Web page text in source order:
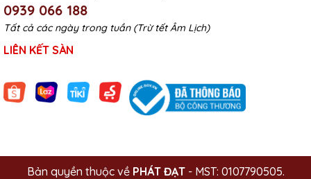
0939 066 188
Tất cả các ngày trong tuần (Trừ tết Âm Lịch)
LIÊN KẾT SÀN
Bản quyền thuộc về PHÁT ĐẠT- MST: 0107790505.